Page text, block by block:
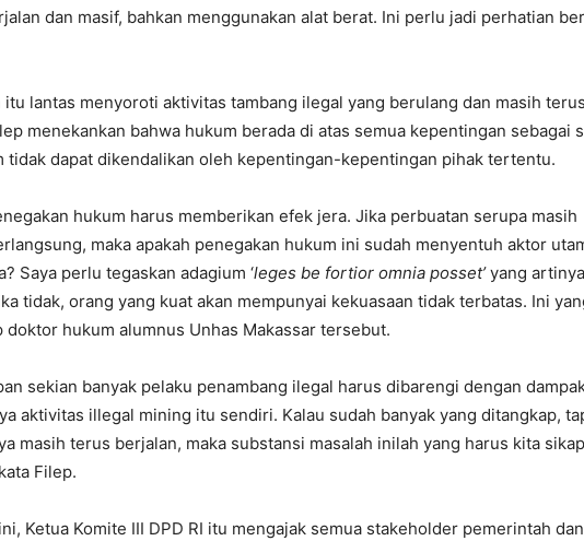
dan masif, bahkan menggunakan alat berat. Ini perlu jadi perhatian
itu lantas menyoroti aktivitas tambang ilegal yang berulang dan masih terus
menekankan bahwa hukum berada di atas semua kepentingan sebagai
tidak dapat dikendalikan oleh kepentingan-kepentingan pihak tertentu.
hukum harus memberikan efek jera. Jika perbuatan serupa masih
maka apakah penegakan hukum ini sudah menyentuh aktor
Saya perlu tegaskan adagium ‘leges be fortior omnia posset’yang
tidak, orang yang kuat akan mempunyai kekuasaan tidak terbatas. Ini
doktor hukum alumnus Unhas Makassar tersebut.
sekian banyak pelaku penambang ilegal harus dibarengi dengan
aktivitas illegal mining itu sendiri. Kalau sudah banyak yang ditangkap,
masih terus berjalan, maka substansi masalah inilah yang harus kita
Filep.
Ketua Komite III DPD RI itu mengajak semua stakeholder pemerintah dan